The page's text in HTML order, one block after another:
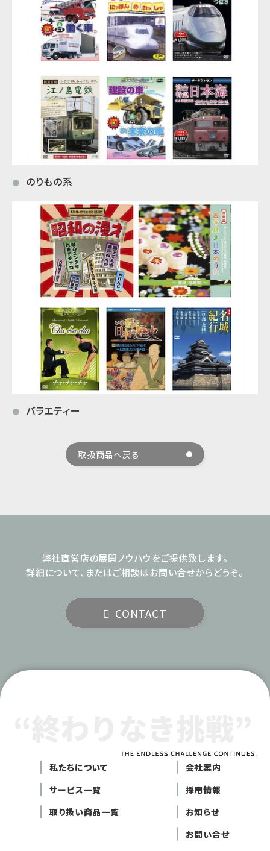
● のりもの系
● バラエティー
取扱商品へ戻る
弊社直営店の展開ノウハウをご提供致します。
詳細について、またはご相談はお問い合せからどうぞ。
CONTACT
私たちについて
サービス一覧
取り扱い商品一覧
会社案内
採用情報
お知らせ
お問い合せ